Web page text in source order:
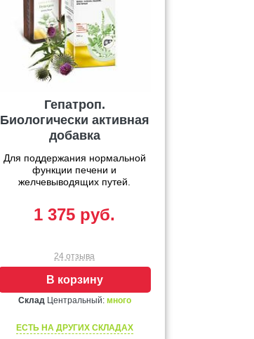
Гепатроп.
Биологически активная
добавка
Для поддержания нормальной
функции печени и
желчевыводящих путей.
1 375 руб.
24 отзыва
В корзину
Склад Центральный: много
ЕСТЬ НА ДРУГИХ СКЛАДАХ